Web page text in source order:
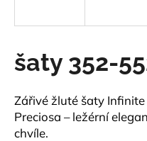
šaty 352-
Zářivé žluté šaty
Preciosa – ležérní
chvíle.
í
t
?